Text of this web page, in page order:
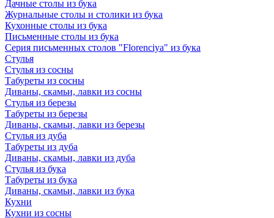
Дачные столы из бука
Журнальные столы и столики из бука
Кухонные столы из бука
Письменные столы из бука
Серия письменных столов "Florenciya" из бука
Стулья
Стулья из сосны
Табуреты из сосны
Диваны, скамьи, лавки из сосны
Стулья из березы
Табуреты из березы
Диваны, скамьи, лавки из березы
Стулья из дуба
Табуреты из дуба
Диваны, скамьи, лавки из дуба
Стулья из бука
Табуреты из бука
Диваны, скамьи, лавки из бука
Кухни
Кухни из сосны